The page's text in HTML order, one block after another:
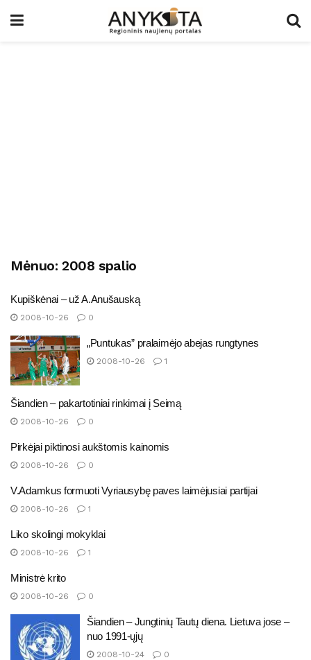
Mėnuo:2008 spalio
Kupiškėnai – už A.Anušauską
2008-10-26 0
„Puntukas” pralaimėjo abejas rungtynes
2008-10-26 1
Šiandien – pakartotiniai rinkimai į Seimą
2008-10-26 0
Pirkėjai piktinosi aukštomis kainomis
2008-10-26 0
V.Adamkus formuoti Vyriausybę paves laimėjusiai partijai
2008-10-26 1
Liko skolingi mokyklai
2008-10-26 1
Ministrė krito
2008-10-26 0
Šiandien – Jungtinių Tautų diena. Lietuva jose –
nuo 1991-ųjų
2008-10-24 0